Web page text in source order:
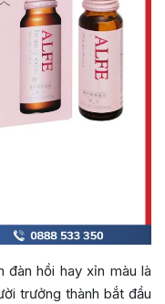
đàn hồi hay xỉn màu là
trưởng thành bắt đầu